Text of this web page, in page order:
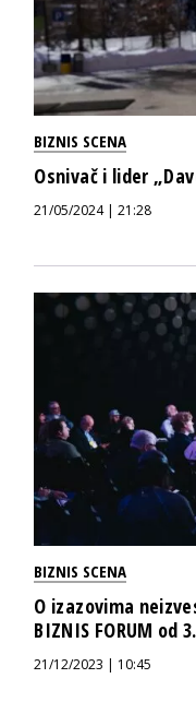
BIZNIS SCENA
Osnivač i lider
21/05/2024 | 21:28
BIZNIS SCENA
O izazovima
BIZNIS FORUM od
21/12/2023 | 10:45